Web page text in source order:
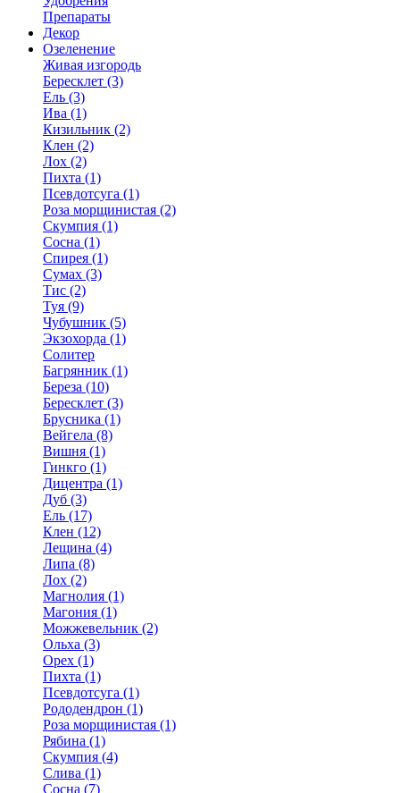
Препараты
Декор
Озеленение
Живая изгородь
Бересклет (3)
Ель (3)
Ива (1)
Кизильник (2)
Клен (2)
Лох (2)
Пихта (1)
Псевдотсуга (1)
Роза морщинистая (2)
Скумпия (1)
Сосна (1)
Спирея (1)
Сумах (3)
Тис (2)
Туя (9)
Чубушник (5)
Экзохорда (1)
Солитер
Багрянник (1)
Береза (10)
Бересклет (3)
Брусника (1)
Вейгела (8)
Вишня (1)
Гинкго (1)
Дицентра (1)
Дуб (3)
Ель (17)
Клен (12)
Лещина (4)
Липа (8)
Лох (2)
Магнолия (1)
Магония (1)
Можжевельник (2)
Ольха (3)
Орех (1)
Пихта (1)
Псевдотсуга (1)
Рододендрон (1)
Роза морщинистая (1)
Рябина (1)
Скумпия (4)
Слива (1)
Сосна (7)